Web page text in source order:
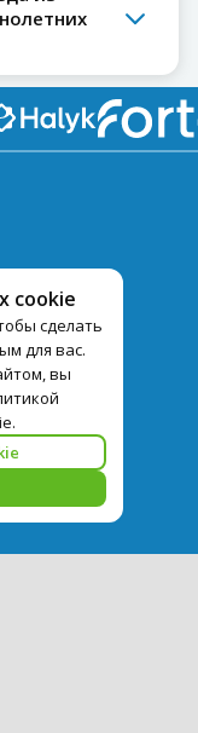
cookie
сделать
для вас.
вы